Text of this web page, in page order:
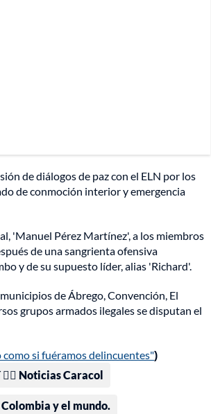
de diálogos de paz con el ELN por los
de conmoción interior y emergencia
'Manuel Pérez Martínez', a los miembros
de una sangrienta ofensiva
y de su supuesto líder, alias 'Richard'.
de Ábrego, Convención, El
grupos armados ilegales se disputan el
si fuéramos delincuentes")
Noticias Caracol
y el mundo.